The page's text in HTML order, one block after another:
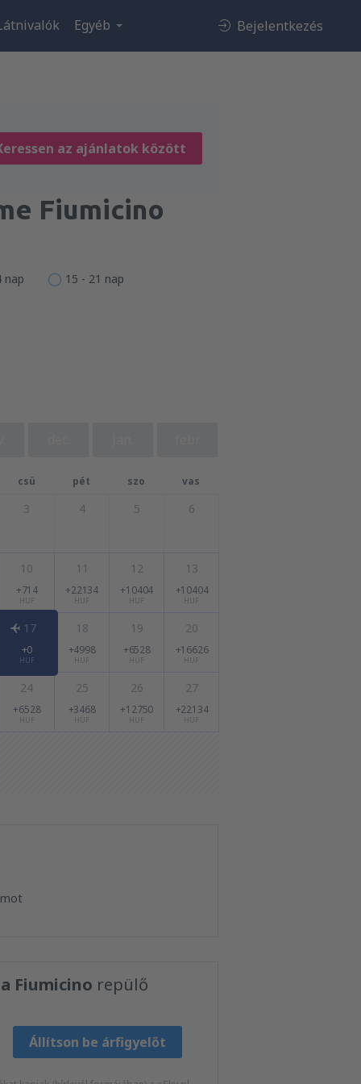
Egyéb Bejelentkezés
az ajánlatok között
Fiumicino
nap 15 - 21 nap
csü pét szo vas
3 4 5 6
10
+714
HUF
11
+22134
HUF
12
+10404
HUF
13
+10404
HUF
17
+0
HUF
18
+4998
HUF
19
+6528
HUF
20
+16626
HUF
24
+6528
HUF
25
+3468
HUF
26
+12750
HUF
27
+22134
HUF
Fiumicino repülő
Állítson be árfigyelőt